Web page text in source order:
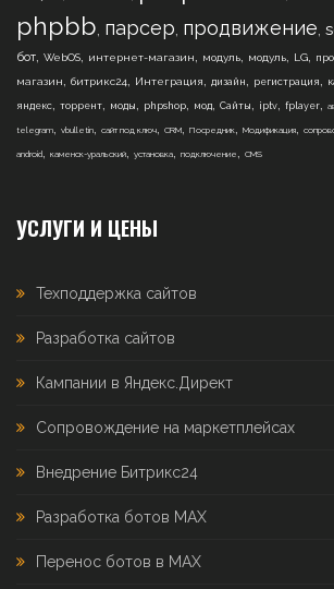
phpbb, парсер, продвижение,
бот, WebOS, интернет-магазин, модуль, модуль, LG,
магазин, битрикс24, Интеграция, дизайн , регистрация ,
яндекс, торрент, моды , phpshop, мод, Сайты , iptv, fplayer,
telegram, vbulletin, сайт под ключ, CRM, Посредник, Модификация,
android, каменск-уральский, установка, подключение , CMS
УСЛУГИ И ЦЕНЫ
Техподдержка сайтов
Разработка сайтов
Кампании в Яндекс.Директ
Сопровождение на маркетплейсах
Внедрение Битрикс24
Разработка ботов MAX
Перенос ботов в MAX